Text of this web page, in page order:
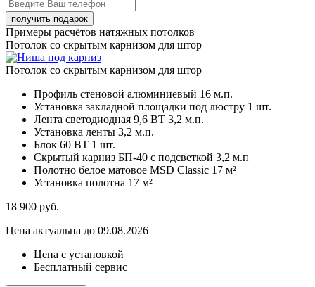
Примеры расчётов натяжных потолков
Потолок со скрытым карнизом для штор
Потолок со скрытым карнизом для штор
Профиль стеновой алюминиевый 16 м.п.
Установка закладной площадки под люстру 1 шт.
Лента светодиодная 9,6 ВТ 3,2 м.п.
Установка ленты 3,2 м.п.
Блок 60 ВТ 1 шт.
Скрытый карниз БП-40 с подсветкой 3,2 м.п
Полотно белое матовое MSD Classic 17 м²
Установка полотна 17 м²
18 900 руб.
Цена актуальна до 09.08.2026
Цена с установкой
Бесплатный сервис